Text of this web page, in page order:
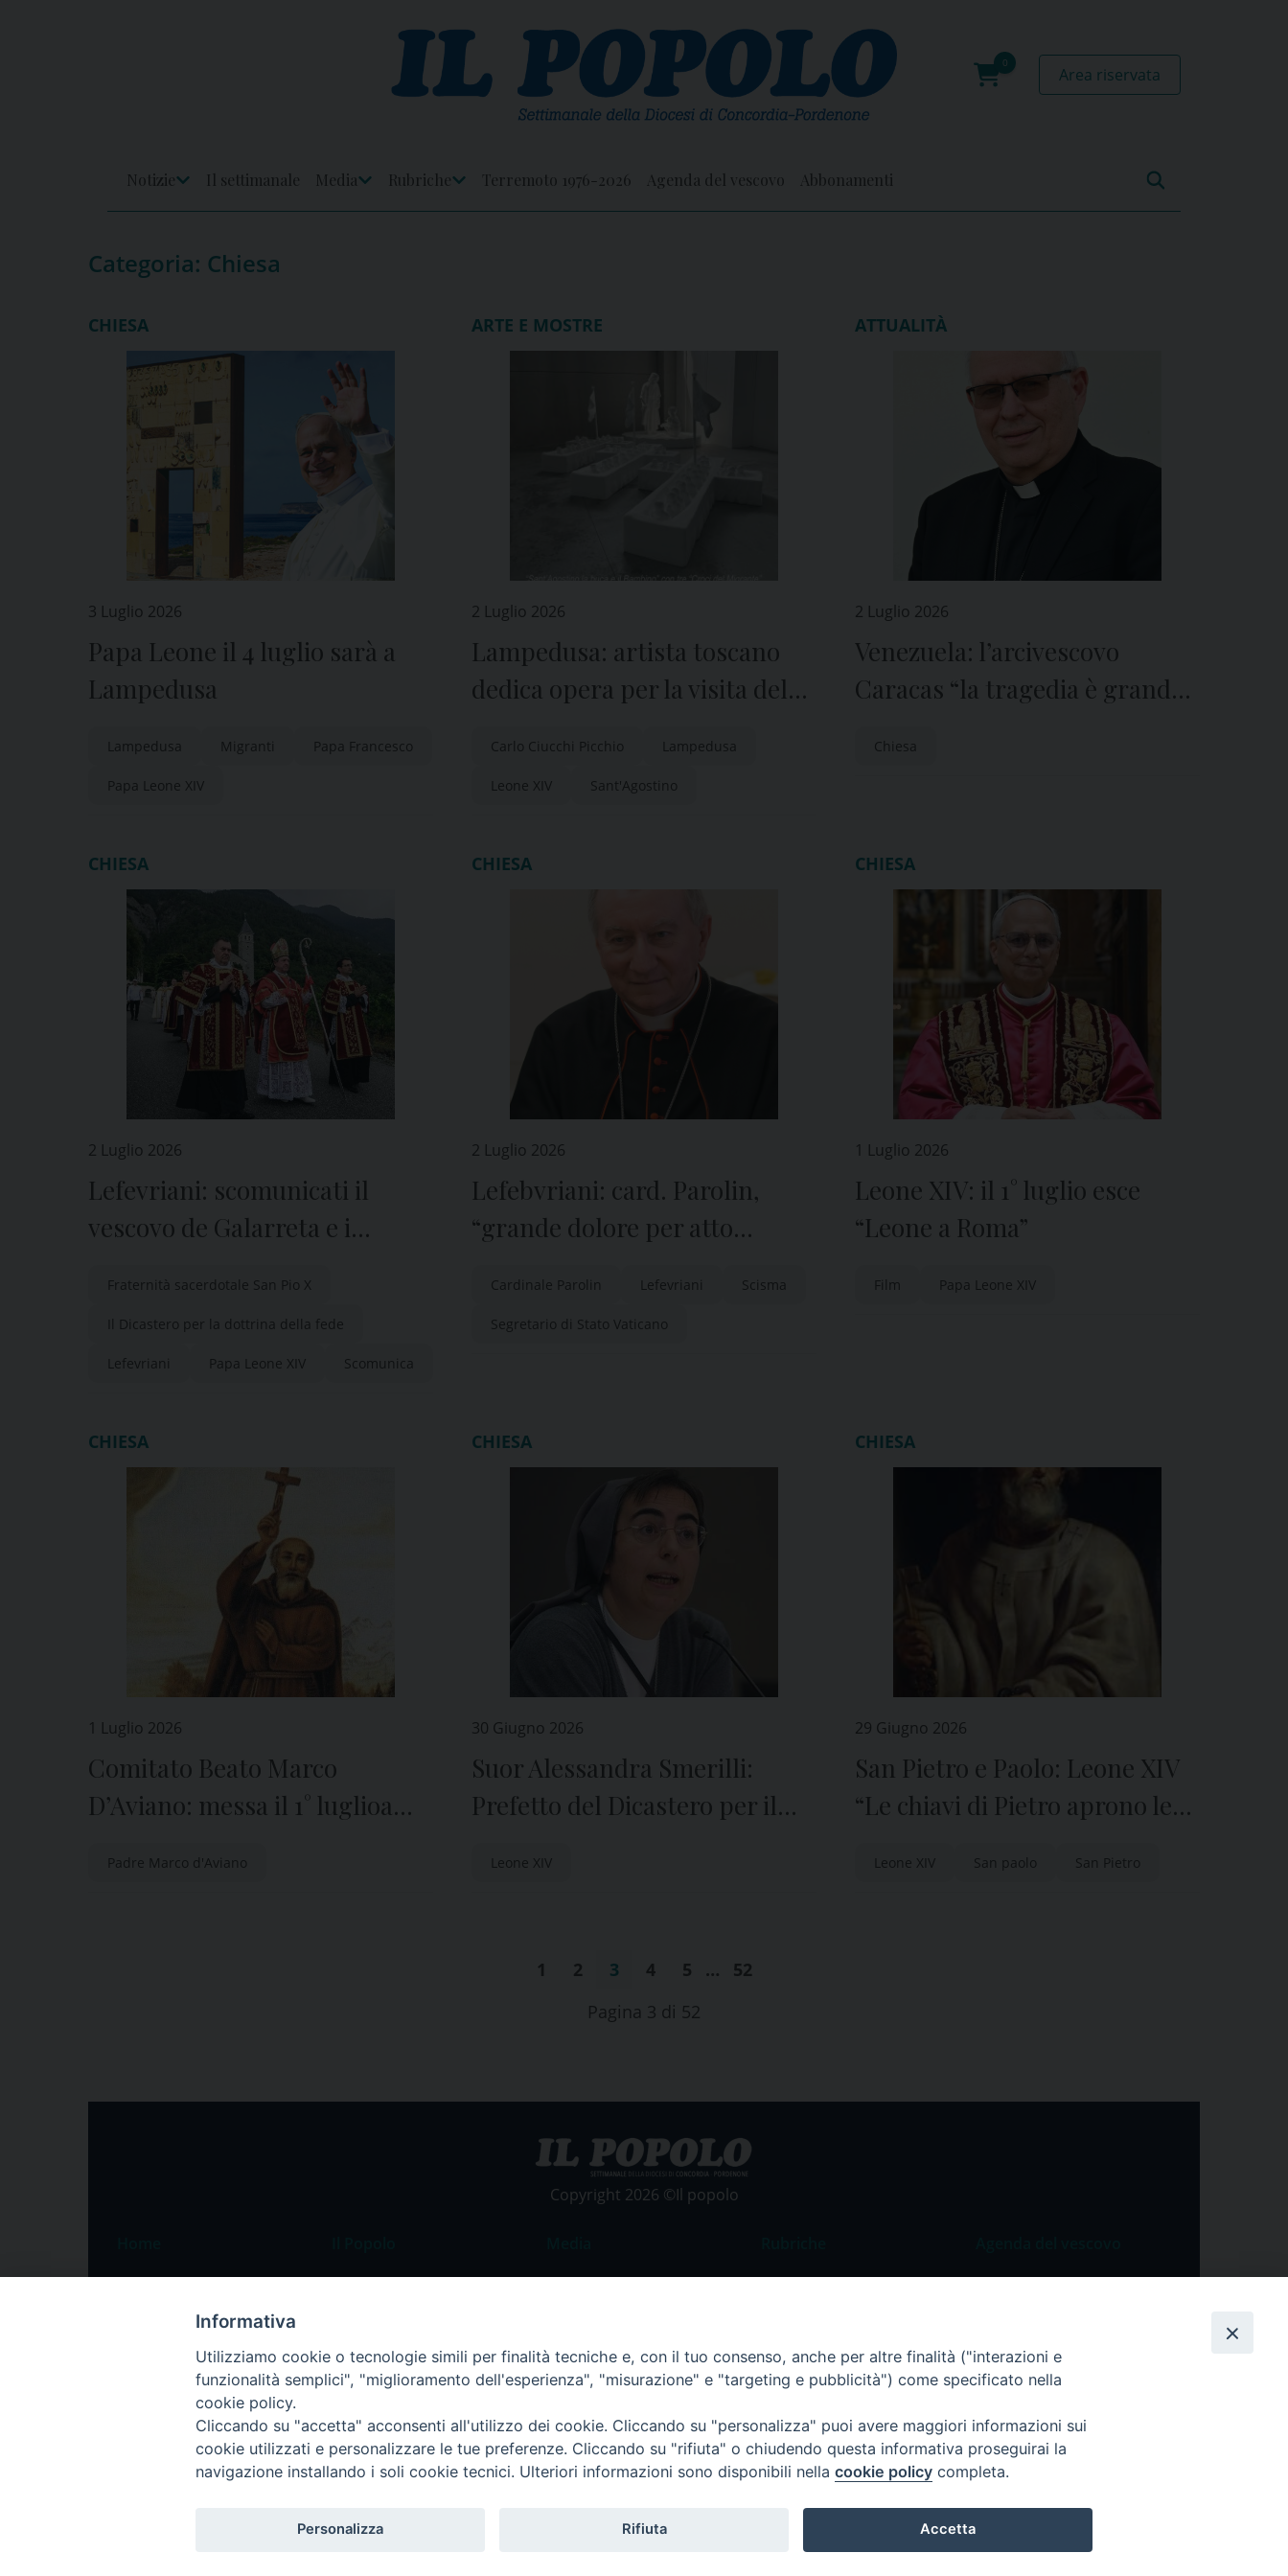
0
Area riservata
Notizie
Il settimanale
Media
Rubriche
Terremoto 1976-2026 Agenda del vescovo Abbonamenti
Categoria: Chiesa
CHIESA
3 Luglio 2026
Papa Leone il 4 luglio sarà a
Lampedusa
Lampedusa Migranti Papa Francesco
Papa Leone XIV
ARTE E MOSTRE
2 Luglio 2026
Lampedusa: artista toscano
dedica opera per la visita del
Carlo Ciucchi Picchio Lampedusa
Leone XIV Sant'Agostino
ATTUALITÀ
2 Luglio 2026
Venezuela: l’arcivescovo
Caracas “la tragedia è grande.
Chiesa
CHIESA
2 Luglio 2026
Lefevriani: scomunicati il
vescovo de Galarreta e i
pontificio
Fraternità sacerdotale San Pio X
Il Dicastero per la dottrina della fede
Lefevriani Papa Leone XIV Scomunica
CHIESA
2 Luglio 2026
Lefebvriani: card. Parolin,
“grande dolore per atto
Cardinale Parolin Lefevriani Scisma
Segretario di Stato Vaticano
CHIESA
1 Luglio 2026
Leone XIV: il 1° luglio esce
“Leone a Roma”
Film Papa Leone XIV
CHIESA
1 Luglio 2026
Comitato Beato Marco
D’Aviano: messa il 1° luglioa
Padre Marco d'Aviano
CHIESA
30 Giugno 2026
Suor Alessandra Smerilli:
Prefetto del Dicastero per il
Leone XIV
CHIESA
29 Giugno 2026
San Pietro e Paolo: Leone XIV
“Le chiavi di Pietro aprono le
Leone XIV San paolo San Pietro
1 2 3 4 5 …
52
Pagina 3 di 52
Copyright 2026 ©Il popolo
Speciali
Pordenone
Portogruaro
Friuli Occidentale
Veneto Orientale
Il settimanale
La redazione
Pubblicità
Foto
Commento al Vangelo
Costume e Società
Apostolato della Preghiera
Regione FVG
Agenda del vescovo
Informativa per il trattamento dei dati personali Cookie Policy
Informativa
Utilizziamo cookie o tecnologie simili per finalità tecniche e, con il tuo consenso, anche per altre finalità ("interazioni e
funzionalità semplici", "miglioramento dell'esperienza", "misurazione" e "targeting e pubblicità") come specificato nella
cookie policy.
Cliccando su "accetta" acconsenti all'utilizzo dei cookie. Cliccando su "personalizza" puoi avere maggiori informazioni sui
cookie utilizzati e personalizzare le tue preferenze. Cliccando su "rifiuta" o chiudendo questa informativa proseguirai la
navigazione installando i soli cookie tecnici. Ulteriori informazioni sono disponibili nella cookie policy completa.
Personalizza Rifiuta Accetta